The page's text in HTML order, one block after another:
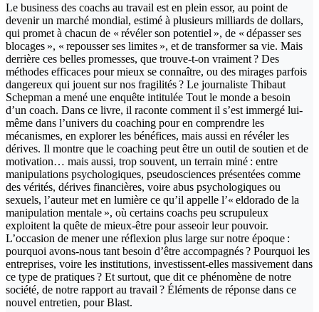
Le business des coachs au travail est en plein essor, au point de
devenir un marché mondial, estimé à plusieurs milliards de dollars,
qui promet à chacun de « révéler son potentiel », de « dépasser ses
blocages », « repousser ses limites », et de transformer sa vie. Mais
derrière ces belles promesses, que trouve-t-on vraiment ? Des
méthodes efficaces pour mieux se connaître, ou des mirages parfois
dangereux qui jouent sur nos fragilités ? Le journaliste Thibaut
Schepman a mené une enquête intitulée Tout le monde a besoin
d’un coach. Dans ce livre, il raconte comment il s’est immergé lui-
même dans l’univers du coaching pour en comprendre les
mécanismes, en explorer les bénéfices, mais aussi en révéler les
dérives. Il montre que le coaching peut être un outil de soutien et de
motivation… mais aussi, trop souvent, un terrain miné : entre
manipulations psychologiques, pseudosciences présentées comme
des vérités, dérives financières, voire abus psychologiques ou
sexuels, l’auteur met en lumière ce qu’il appelle l’« eldorado de la
manipulation mentale », où certains coachs peu scrupuleux
exploitent la quête de mieux-être pour asseoir leur pouvoir.
L’occasion de mener une réflexion plus large sur notre époque :
pourquoi avons-nous tant besoin d’être accompagnés ? Pourquoi les
entreprises, voire les institutions, investissent-elles massivement dans
ce type de pratiques ? Et surtout, que dit ce phénomène de notre
société, de notre rapport au travail ? Éléments de réponse dans ce
nouvel entretien, pour Blast.